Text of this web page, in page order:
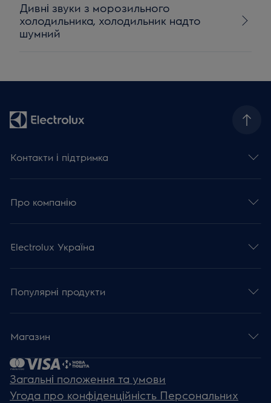
Дивні звуки з морозильного
холодильника, холодильник надто
шумний
Контакти і підтримка
Про компанію
Electrolux Україна
Популярні продукти
Магазин
Загальні положення та умови
Угода про конфіденційність Персональних